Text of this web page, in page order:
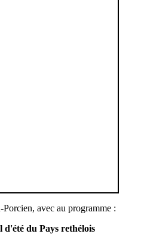
avec au programme :
du Pays rethélois